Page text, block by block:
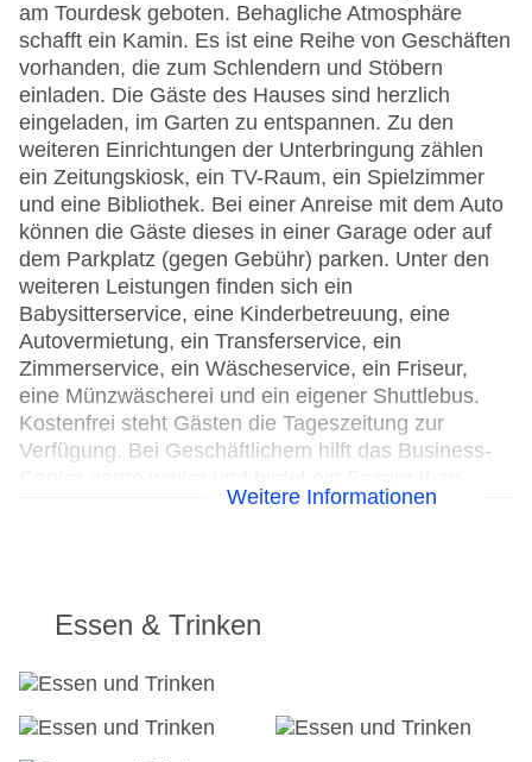
am Tourdesk geboten. Behagliche Atmosphäre
schafft ein Kamin. Es ist eine Reihe von Geschäften
vorhanden, die zum Schlendern und Stöbern
einladen. Die Gäste des Hauses sind herzlich
eingeladen, im Garten zu entspannen. Zu den
weiteren Einrichtungen der Unterbringung zählen
ein Zeitungskiosk, ein TV-Raum, ein Spielzimmer
und eine Bibliothek. Bei einer Anreise mit dem Auto
können die Gäste dieses in einer Garage oder auf
dem Parkplatz (gegen Gebühr) parken. Unter den
weiteren Leistungen finden sich ein
Babysitterservice, eine Kinderbetreuung, eine
Autovermietung, ein Transferservice, ein
Zimmerservice, ein Wäscheservice, ein Friseur,
eine Münzwäscherei und ein eigener Shuttlebus.
Kostenfrei steht Gästen die Tageszeitung zur
Verfügung. Bei Geschäftlichem hilft das Business-
Check-out bis: 11:00:00
Konferenzraum
Garten: ohne Gebühr
Hotelsafe
Weitere Informationen
Essen & Trinken